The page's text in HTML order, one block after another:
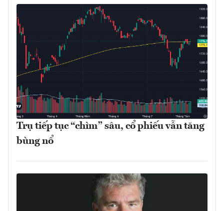
Trụ tiếp tục “chìm” sâu, cổ phiếu vẫn tăng
bùng nổ